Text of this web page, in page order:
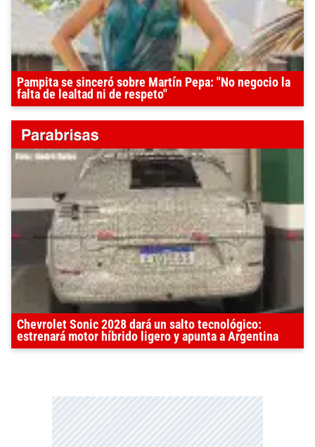
Pampita se sinceró sobre Martín Pepa: "No negocio la
falta de lealtad ni de respeto"
Chevrolet Sonic 2028 dará un salto tecnológico:
estrenará motor híbrido ligero y apunta a Argentina